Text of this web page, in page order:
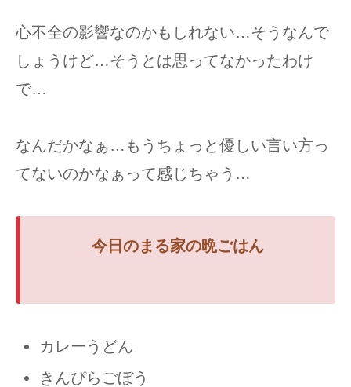
心不全の影響なのかもしれない…そうなんで
しょうけど…そうとは思ってなかったわけ
で…
なんだかなぁ…もうちょっと優しい言い方っ
てないのかなぁって感じちゃう…
今日のまる家の晩ごはん
カレーうどん
きんぴらごぼう